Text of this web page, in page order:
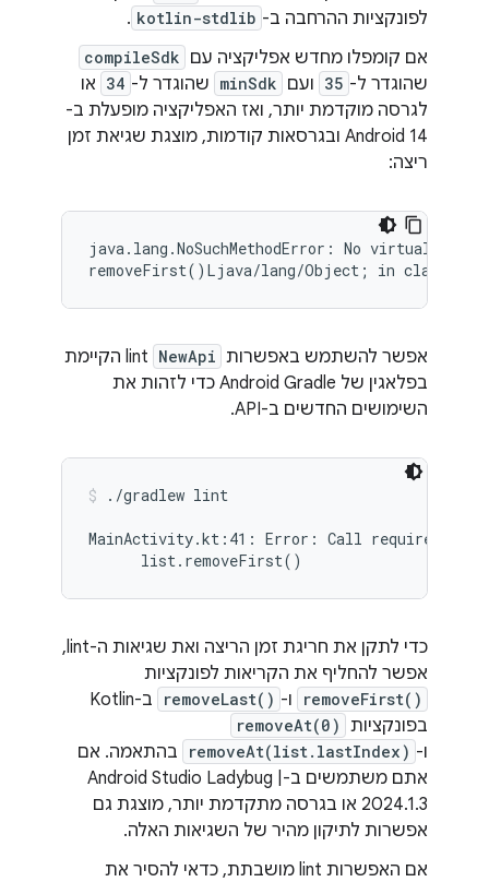
לפונקציות ההרחבה ב- kotlin-stdlib
.
אם קומפלו מחדש אפליקציה עם compileSdk
שהוגדר ל- 35 ועם minSdk שהוגדר ל- 34 או
לגרסה מוקדמת יותר, ואז האפליקציה מופעלת ב-
Android 14 ובגרסאות קודמות, מוצגת שגיאת זמן
ריצה:
java.lang.NoSuchMethodError: No virtual
אפשר להשתמש באפשרות NewApi
lint הקיימת
בפלאגין של Android Gradle כדי לזהות את
השימושים החדשים ב-API.
./gradlew lint
MainActivity.kt:41: Error: Call requires
כדי לתקן את חריגת זמן הריצה ואת שגיאות ה-lint,
אפשר להחליף את הקריאות לפונקציות
removeFirst() ו- removeLast()
ב-Kotlin
בפונקציות removeAt(0)
ו- removeAt(list.lastIndex)
בהתאמה. אם
אתם משתמשים ב-Android Studio Ladybug |
2024.1.3 או בגרסה מתקדמת יותר, מוצגת גם
אפשרות לתיקון מהיר של השגיאות האלה.
אם האפשרות lint מושבתת, כדאי להסיר את